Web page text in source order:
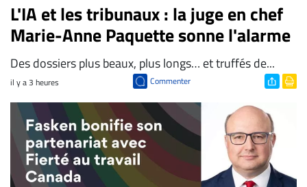
L'IA et les tribunaux : la juge en chef
Marie-Anne Paquette sonne l'alarme
Des dossiers plus beaux, plus longs… et truffés de...
il y a 3 heures Commenter